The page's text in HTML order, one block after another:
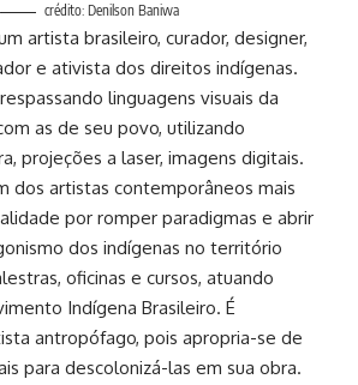
crédito: Denilson Baniwa
artista brasileiro, curador, designer,
e ativista dos direitos indígenas.
linguagens visuais da
as de seu povo, utilizando
projeções a laser, imagens digitais.
dos artistas contemporâneos mais
por romper paradigmas e abrir
dos indígenas no território
oficinas e cursos, atuando
Indígena Brasileiro. É
antropófago, pois apropria-se de
para descolonizá-las em sua obra.